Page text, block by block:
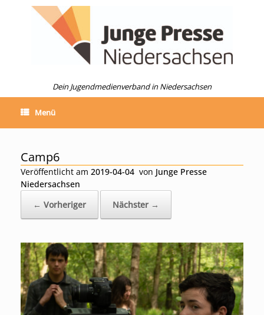
Dein Jugendmedienverband in Niedersachsen
Menü
Camp6
Veröffentlicht am 2019-04-04 von Junge Presse
Niedersachsen
← Vorheriger
Nächster →